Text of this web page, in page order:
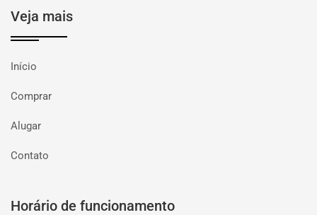
Veja mais
Início
Comprar
Alugar
Contato
Horário de funcionamento